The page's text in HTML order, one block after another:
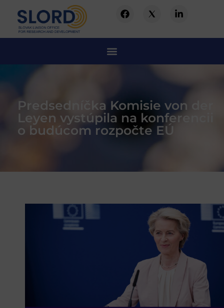
Predsedníčka Komisie von der
Leyen vystúpila na konferencii
o budúcom rozpočte EÚ